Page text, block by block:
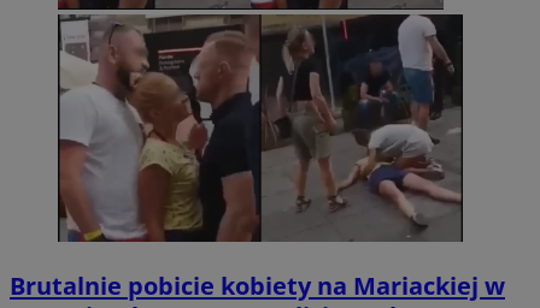
Brutalnie pobicie kobiety na Mariackiej w